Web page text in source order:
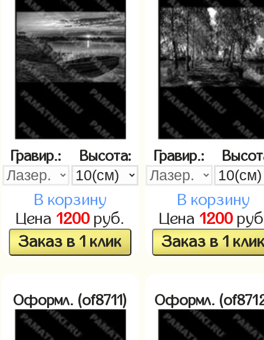
Гравир.: Высота:
В корзину
Цена 1200руб.
Заказ в 1 клик
Гравир.:
В корзину
Цена 1200
Заказ в 1
Оформл. (of8711) Оформл.